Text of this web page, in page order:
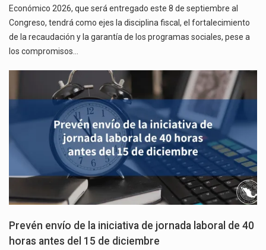
Económico 2026, que será entregado este 8 de septiembre al
Congreso, tendrá como ejes la disciplina fiscal, el fortalecimiento
de la recaudación y la garantía de los programas sociales, pese a
los compromisos…
Prevén envío de la iniciativa de jornada laboral de 40
horas antes del 15 de diciembre